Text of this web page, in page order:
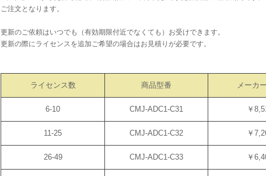
ご注文となります。
更新のご依頼はいつでも（有効期限付近でなくても）お受けできます。
更新の際にライセンスを追加ご希望の場合はお見積りが必要です。
ライセンス数 商品型番 メーカ
6-10 CMJ-ADC1-C31 ￥
11-25 CMJ-ADC1-C32 ￥
26-49 CMJ-ADC1-C33 ￥